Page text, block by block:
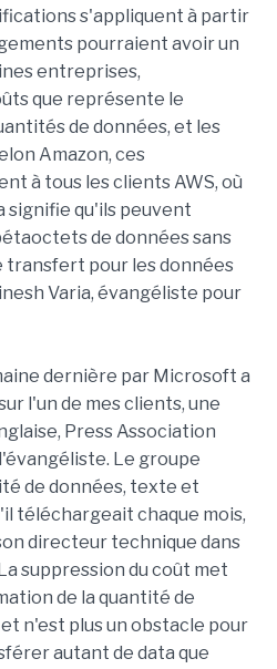
s'appliquent à partir
pourraient avoir un
entreprises,
que représente le
de données, et les
Amazon, ces
à tous les clients AWS, où
signifie qu'ils peuvent
de données sans
transfert pour les données
Varia, évangéliste pour
dernière par Microsoft a
l'un de mes clients, une
Press Association
Le groupe
de données, texte et
téléchargeait chaque mois,
directeur technique dans
suppression du coût met
de la quantité de
n'est plus un obstacle pour
autant de data que